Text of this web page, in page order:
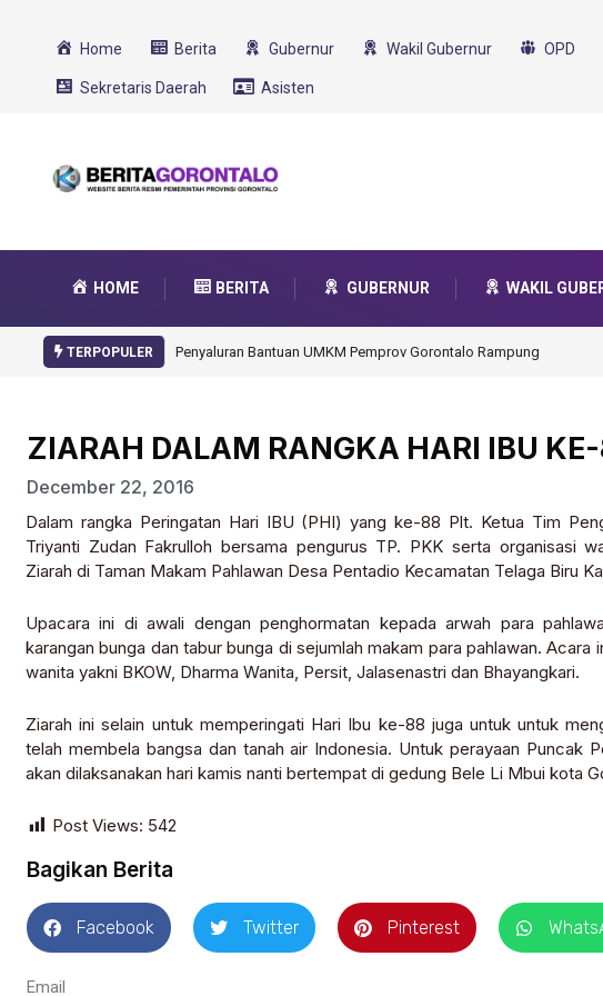
Home Berita Gubernur Wakil Gubernur OPD
Sekretaris Daerah Asisten
HOME BERITA GUBERNUR WAKIL
TERPOPULER Gorontalo Ikut Dukung Program SMA Unggul Garuda Transformasi
ZIARAH DALAM RANGKA HARI IBU
December 22, 2016
Dalam rangka Peringatan Hari IBU (PHI) yang ke-88 Plt. Ketua Tim
Triyanti Zudan Fakrulloh bersama pengurus TP. PKK serta organisasi
Ziarah di Taman Makam Pahlawan Desa Pentadio Kecamatan Telaga Biru
Upacara ini di awali dengan penghormatan kepada arwah para
karangan bunga dan tabur bunga di sejumlah makam para pahlawan. Acara
wanita yakni BKOW, Dharma Wanita, Persit, Jalasenastri dan Bhayangkari.
Ziarah ini selain untuk memperingati Hari Ibu ke-88 juga untuk untuk
telah membela bangsa dan tanah air Indonesia. Untuk perayaan Puncak
akan dilaksanakan hari kamis nanti bertempat di gedung Bele Li Mbui kota
Post Views: 542
Bagikan Berita
Facebook Twitter Pinterest
Email